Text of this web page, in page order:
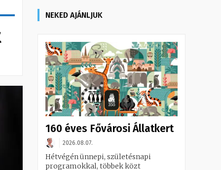
NEKED AJÁNLJUK
160 éves Fővárosi Állatkert
2026.08.07.
Hétvégén ünnepi, születésnapi
programokkal, többek közt